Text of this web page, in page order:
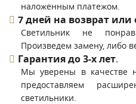
наложенным платежом.
7 дней на возврат или
Светильник не
Произведем замену, либо
Гарантия до 3-х лет.
Мы уверены в качестве
предоставляем
светильники.